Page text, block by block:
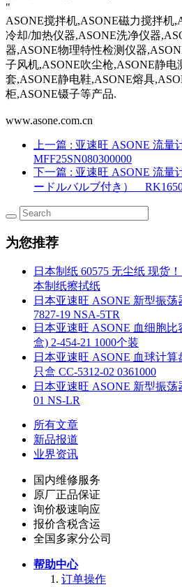
"
ASONE搅拌机,ASONE磁力搅拌机
冷却/加热仪器,ASONE洗净仪器
器,ASONE物理特性检测仪器
子风机,ASONE吹尘枪,ASONE静电
套,ASONE静电鞋,ASONE熔具
柜,ASONE镊子等产品.
www.asone.com.cn
上一篇 : 亚速旺 ASONE 流量
MFF25SN080300000
下一篇 : 亚速旺 ASONE 流量
ードルバルブ付き）
为您推荐
日本制纸 60575 无尘纸 现货
本制纸擦拭纸
日本亚速旺 ASONE 新型振荡
7827-19 NSA-5TR
日本亚速旺 ASONE 血细胞比
盒) 2-454-21 1000个装
日本亚速旺 ASONE 血球计算
只盒 CC-5312-02 0361000
日本亚速旺 ASONE 新型振荡
01 NS-LR
所有文章
新品报道
业界资讯
国内维修服务
原厂正品保证
询价极速响应
报价含税含运
全国多家分公司
帮助中心
订单操作